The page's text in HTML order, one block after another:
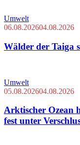
Umwelt
06.08.202604.08.2026
Wälder der Taiga
Umwelt
05.08.202604.08.2026
Arktischer Ozean
fest unter